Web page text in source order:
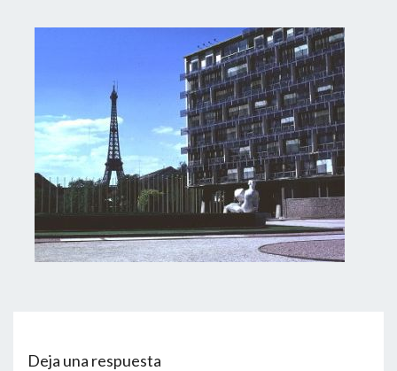
Deja una respuesta